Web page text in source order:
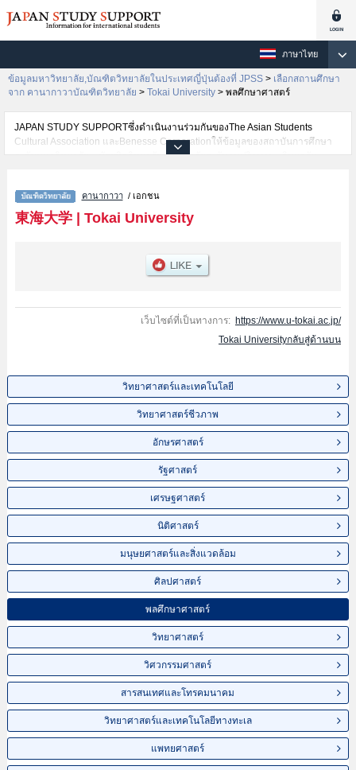
ภาษาไทย
ข้อมูลมหาวิทยาลัย,บัณฑิตวิทยาลัยในประเทศญี่ปุ่นต้องที่ JPSS > เลือกสถานศึกษา
จาก คานากาวาบัณฑิตวิทยาลัย > Tokai University > พลศึกษาศาสตร์
JAPAN STUDY SUPPORTซึ่งดำเนินงานร่วมกันของThe Asian Students
Cultural Association และBenesse Corporationให้ข้อมูลของสถาบันการศึกษา
ระดับมหาวิทยาลัย・บัณฑิตวิทยาลัย・วิทยาลัยระดับอนุปริญญา・วิทยาลัย
เช่นวิทยาศาสตร์และเทคโนโลยีหรือวิทยาศาสตร์ชีวภาพหรืออักษรศาสตร์หรือ
รัฐศาสตร์หรือเศรษฐศาสตร์หรือนิติศาสตร์หรือมนุษยศาสตร์และสิ่งแวดล้อมหรือ
ศิลปศาสตร์หรือพลศึกษาศาสตร์หรือวิทยาศาสตร์หรือวิศวกรรมศาสตร์หรือ
แพทยศาสตร์หรือGraduate school of health Studiesหรือเกษตรศาสตร์หรือ
ชีววิทยา เป็นต้น,ข้อมูลของแต่ละสาขาวิจัย,ข้อมูลการสอบคัดเลือกเข้าศึกษาเช่น
คานากาวา/ เอกชน
東海大学| Tokai University
เว็บไซต์ที่เป็นทางการ: https://www.u-tokai.ac.jp/
Tokai Universityกลับสู่ด้านบน
วิทยาศาสตร์และเทคโนโลยี
วิทยาศาสตร์ชีวภาพ
อักษรศาสตร์
รัฐศาสตร์
เศรษฐศาสตร์
นิติศาสตร์
มนุษยศาสตร์และสิ่งแวดล้อม
ศิลปศาสตร์
พลศึกษาศาสตร์
วิทยาศาสตร์
วิศวกรรมศาสตร์
สารสนเทศและโทรคมนาคม
วิทยาศาสตร์และเทคโนโลยีทางทะเล
แพทยศาสตร์